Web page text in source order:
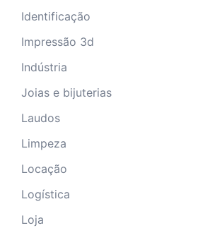
Identificação
Impressão 3d
Indústria
Joias e bijuterias
Laudos
Limpeza
Locação
Logística
Loja